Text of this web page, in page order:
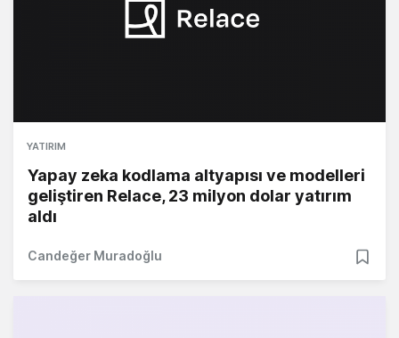
YATIRIM
Yapay zeka kodlama altyapısı ve modelleri
geliştiren Relace, 23 milyon dolar yatırım
aldı
Candeğer Muradoğlu